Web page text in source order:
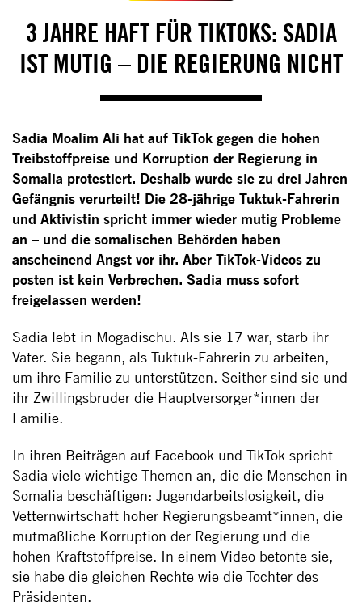
3 JAHRE HAFT FÜR TIKTOKS: SADIA
IST MUTIG – DIE REGIERUNG NICHT
Sadia Moalim Ali hat auf TikTok gegen die hohen
Treibstoffpreise und Korruption der Regierung in
Somalia protestiert. Deshalb wurde sie zu drei Jahren
Gefängnis verurteilt! Die 28-jährige Tuktuk-Fahrerin
und Aktivistin spricht immer wieder mutig Probleme
an – und die somalischen Behörden haben
anscheinend Angst vor ihr. Aber TikTok-Videos zu
posten ist kein Verbrechen. Sadia muss sofort
freigelassen werden!
Sadia lebt in Mogadischu. Als sie 17 war, starb ihr
Vater. Sie begann, als Tuktuk-Fahrerin zu arbeiten,
um ihre Familie zu unterstützen. Seither sind sie und
ihr Zwillingsbruder die Hauptversorger*innen der
Familie.
In ihren Beiträgen auf Facebook und TikTok spricht
Sadia viele wichtige Themen an, die die Menschen in
Somalia beschäftigen: Jugendarbeitslosigkeit, die
Vetternwirtschaft hoher Regierungsbeamt*innen, die
mutmaßliche Korruption der Regierung und die
hohen Kraftstoffpreise. In einem Video betonte sie,
sie habe die gleichen Rechte wie die Tochter des
Präsidenten.